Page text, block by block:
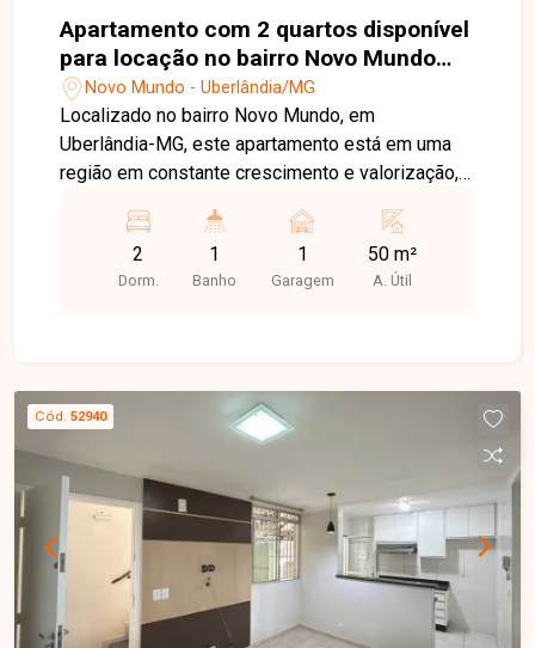
Apartamento com 2 quartos disponível
para locação no bairro Novo Mundo
em Uberlândia-MG
Novo Mundo - Uberlândia/MG
Localizado no bairro Novo Mundo, em
Uberlândia-MG, este apartamento está em uma
região em constante crescimento e valorização,
próximo a supermercados, escolas, farmácias,
academias, restaurantes e diversos comércios e
serviços, proporcionando praticidade, conforto e
serviço e 01 vaga de estacionamento. O
condomínio oferece portaria 24 horas, interfone,
salão de festas, espaço gourmet, playground e
área de lazer, garantindo mais segurança,
comodidade e bem-estar para os moradores.
Esta é uma excelente oportunidade para quem
busca um apartamento funcional, bem localizado
e com ótima infraestrutura para locação no bairro
Novo Mundo. Agende uma visita e venha
2
Dorm.
1
Banho
1
Garagem
50 m²
A. Útil
Cód. 52940